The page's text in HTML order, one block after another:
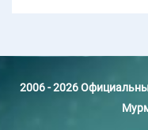
2006 - 2026